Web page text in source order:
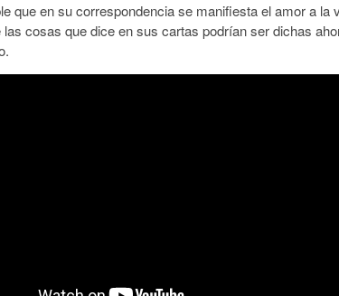
que en su correspondencia se manifiesta el amor a
las cosas que dice en sus cartas podrían ser dichas